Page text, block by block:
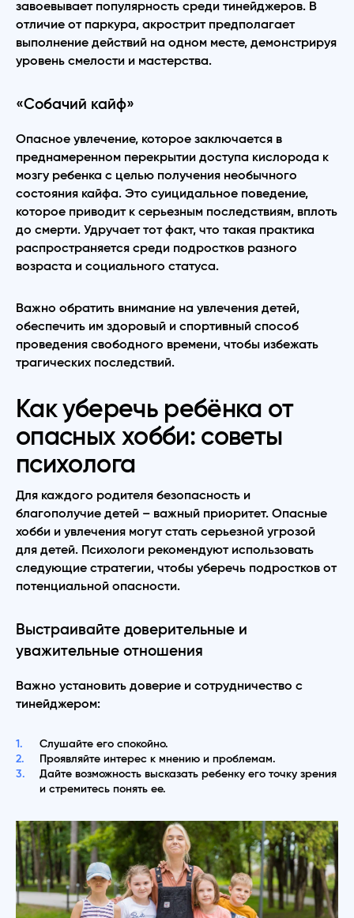
завоевывает популярность среди тинейджеров. В
отличие от паркура, акрострит предполагает
выполнение действий на одном месте, демонстрируя
уровень смелости и мастерства.
«Собачий кайф»
Опасное увлечение, которое заключается в
преднамеренном перекрытии доступа кислорода к
мозгу ребенка с целью получения необычного
состояния кайфа. Это суицидальное поведение,
которое приводит к серьезным последствиям, вплоть
до смерти. Удручает тот факт, что такая практика
распространяется среди подростков разного
возраста и социального статуса.
Важно обратить внимание на увлечения детей,
обеспечить им здоровый и спортивный способ
проведения свободного времени, чтобы избежать
трагических последствий.
Как уберечь ребёнка от
опасных хобби: советы
психолога
Для каждого родителя безопасность и
благополучие детей – важный приоритет. Опасные
хобби и увлечения могут стать серьезной угрозой
для детей. Психологи рекомендуют использовать
следующие стратегии, чтобы уберечь подростков от
потенциальной опасности.
Выстраивайте доверительные и
уважительные отношения
Важно установить доверие и сотрудничество с
тинейджером:
Слушайте его спокойно.
Проявляйте интерес к мнению и проблемам.
Дайте возможность высказать ребенку его точку зрения
и стремитесь понять ее.